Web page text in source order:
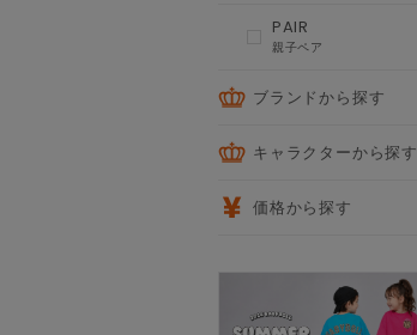
PAIR
親子ペア
ブランドから探す
キャラクターから探す
価格から探す